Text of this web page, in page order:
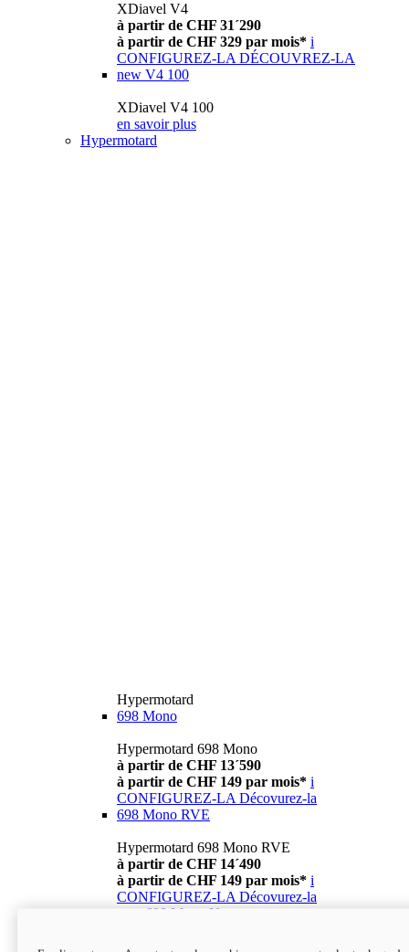
XDiavel V4
à partir de CHF 31´290
à partir de CHF 329 par mois* i
CONFIGUREZ-LA DÉCOUVREZ-LA
new V4 100
XDiavel V4 100
en savoir plus
Hypermotard
Hypermotard
698 Mono
Hypermotard 698 Mono
à partir de CHF 13´590
à partir de CHF 149 par mois* i
CONFIGUREZ-LA Décovurez-la
698 Mono RVE
Hypermotard 698 Mono RVE
à partir de CHF 14´490
à partir de CHF 149 par mois* i
CONFIGUREZ-LA Décovurez-la
698 Mono Nera
Hypermotard 698 Mono Nera